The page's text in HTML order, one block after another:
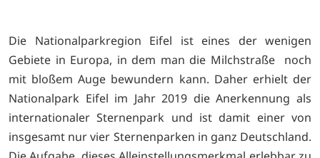
Die Nationalparkregion Eifel ist eines der wenigen
Gebiete in Europa, in dem man die Milchstraße noch
mit bloßem Auge bewundern kann. Daher erhielt der
Nationalpark Eifel im Jahr 2019 die Anerkennung als
internationaler Sternenpark und ist damit einer von
insgesamt nur vier Sternenparken in ganz Deutschland.